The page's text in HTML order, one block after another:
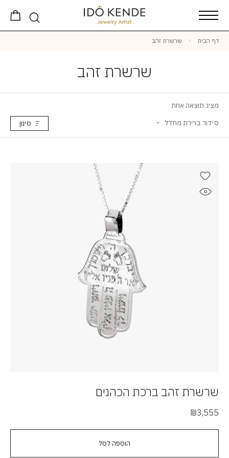
דף הבית שרשרת זהב
שרשרת זהב
מציג תוצאה אחת
סידור ברירת מחדל
סינון
הוספה לסל
שרשרת זהב ברכת הכהנים
₪3,555